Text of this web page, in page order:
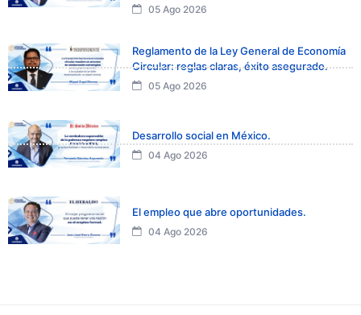
05 Ago 2026
Reglamento de la Ley General de Economía
Circular: reglas claras, éxito asegurado.
05 Ago 2026
Desarrollo social en México.
04 Ago 2026
El empleo que abre oportunidades.
04 Ago 2026